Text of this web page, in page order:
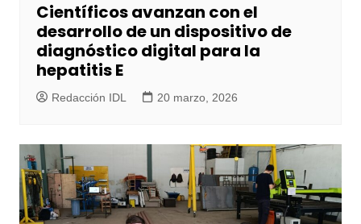
Científicos avanzan con el
desarrollo de un dispositivo de
diagnóstico digital para la
hepatitis E
Redacción IDL 20 marzo, 2026